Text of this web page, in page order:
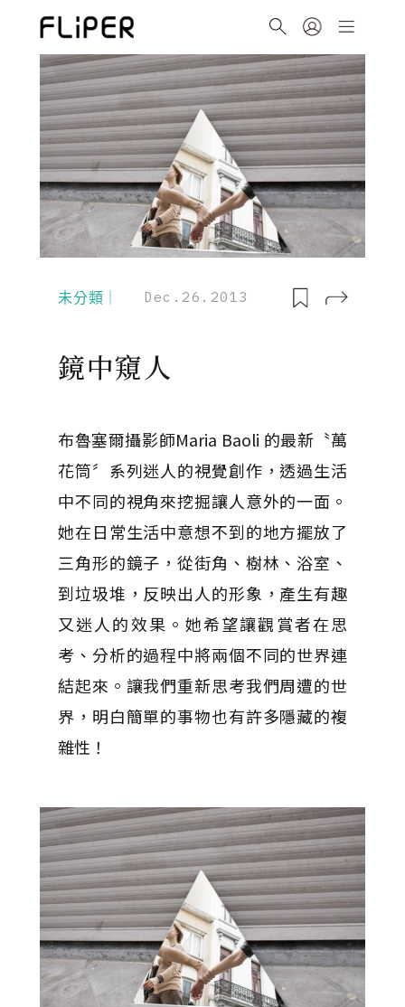
未分類｜ Dec.26.2013
鏡中窺人
布魯塞爾攝影師Maria Baoli 的最新〝萬
花筒〞系列迷人的視覺創作，透過生活
中不同的視角來挖掘讓人意外的一面。
她在日常生活中意想不到的地方擺放了
三角形的鏡子，從街角、樹林、浴室、
到垃圾堆，反映出人的形象，產生有趣
又迷人的效果。她希望讓觀賞者在思
考、分析的過程中將兩個不同的世界連
結起來。讓我們重新思考我們周遭的世
界，明白簡單的事物也有許多隱藏的複
雜性！